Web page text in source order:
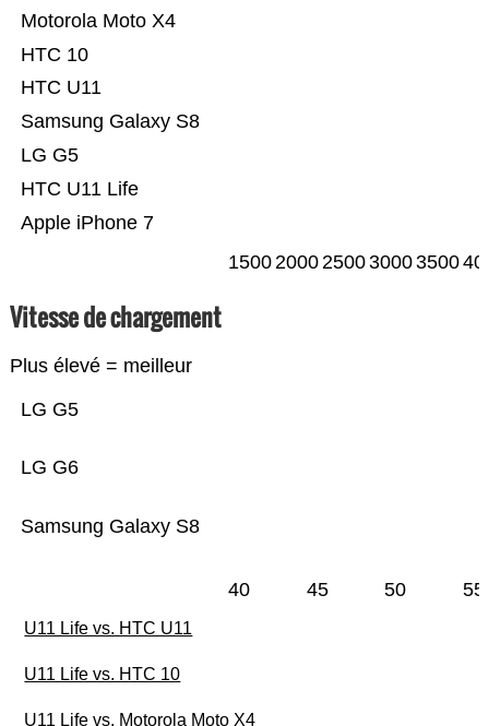
Apple iPhone 7
HTC U11 Life
LG G5
Samsung Galaxy S8
HTC U11
HTC 10
Motorola Moto X4
15002000250030003500
Vitesse de chargement
Plus élevé = meilleur
Samsung Galaxy S8
LG G6
LG G5
40 45 50 55
U11 Life vs. HTC U11
U11 Life vs. HTC 10
U11 Life vs. Motorola Moto X4